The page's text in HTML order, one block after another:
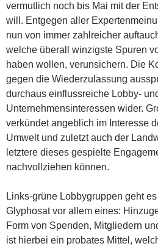
vermutlich noch bis Mai mit der
will. Entgegen aller
nun von immer zahlreicher
welche überall winzigste Spuren
haben wollen, verunsichern. Die
gegen die Wiederzulassung
durchaus einflussreiche Lobby-
Unternehmensinteressen wider.
verkündet angeblich im Interesse
Umwelt und zuletzt auch der
letztere dieses gespielte
nachvollziehen können.
Links-grüne Lobbygruppen geht
Glyphosat vor allem eines:
Form von Spenden, Mitgliedern
ist hierbei ein probates Mittel,